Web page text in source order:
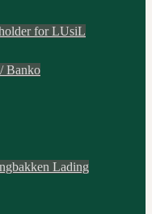
for LUsiL
Banko
Lading